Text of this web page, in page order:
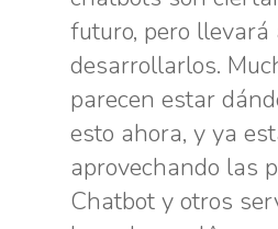
futuro, pero
desarrollarlos.
parecen estar
esto ahora, y ya
aprovechando las
Chatbot y otros